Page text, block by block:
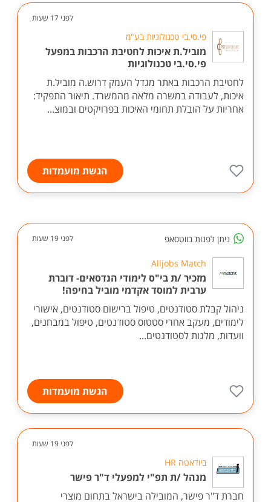
לפני 17 שעות
פי.סי.בי טכנולוגיות בע"מ
מוביל.ת איכות לחטיבת הרכבות במפעל
פי.סי.בי טכנולוגיות
לחטיבת הרכבות באתר מגדל העמק דרוש.ה מוביל.ת
איכות, לעבודה במשרה מלאה מהמשרד. תיאור התפקיד:
אחריות על הובלת תחומי האיכות בפרויקטים ובמוצ...
הגשת מועמדות
ניתן לפנות בווטסאפ לפני 19 שעות
Alljobs Match
מזכיר /ת בי"ס לימודי הנדסאים- דוברת
ערבית למוסד אקדמי מוביל בחיפה!
ניהול קבלת סטודנטים, טיפול ברישום סטודנטים, אישורי
לימודים, מעקב אחרי סטטוס סטודנטים, טיפול במבחנים,
וועדות, מלגות לסטודנטים...
הגשת מועמדות
לפני 19 שעות
ביודאטה HR
מנהל /ת תפ"י למפעלי ד"ר פישר
חברת ד"ר פישר, המובילה בישראל בתחום מוצרי